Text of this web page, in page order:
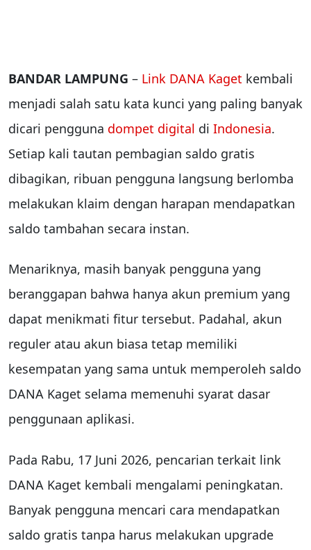
BANDAR LAMPUNG – Link DANA Kaget kembali
menjadi salah satu kata kunci yang paling banyak
dicari pengguna dompet digital di Indonesia.
Setiap kali tautan pembagian saldo gratis
dibagikan, ribuan pengguna langsung berlomba
melakukan klaim dengan harapan mendapatkan
saldo tambahan secara instan.
Menariknya, masih banyak pengguna yang
beranggapan bahwa hanya akun premium yang
dapat menikmati fitur tersebut. Padahal, akun
reguler atau akun biasa tetap memiliki
kesempatan yang sama untuk memperoleh saldo
DANA Kaget selama memenuhi syarat dasar
penggunaan aplikasi.
Pada Rabu, 17 Juni 2026, pencarian terkait link
DANA Kaget kembali mengalami peningkatan.
Banyak pengguna mencari cara mendapatkan
saldo gratis tanpa harus melakukan upgrade